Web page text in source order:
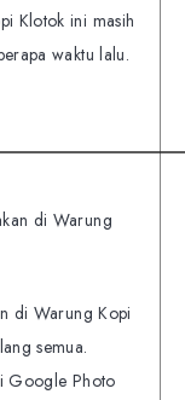
Klotok ini masih
waktu lalu.
di Warung
di Warung Kopi
semua.
Google Photo